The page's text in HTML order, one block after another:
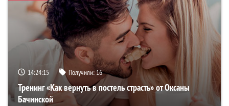
14:24:15 Получили:16
Тренинг «Как вернуть в постель страсть» от Оксаны
Бачинской